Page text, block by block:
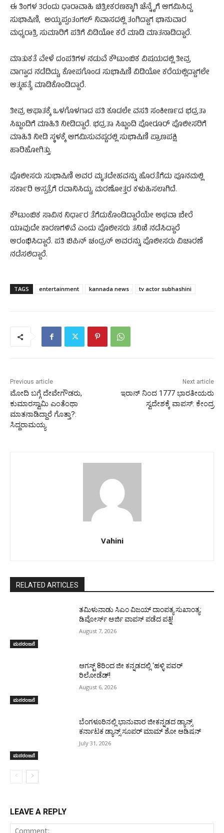
ಈ ತಿಂಗಳ 3ರಂದು ಧಾರಾವಾಹಿ ಚಿತ್ರೀಕರಣಕ್ಕಾಗಿ ಚೆನ್ನೈಗೆ ಆಗಮಿಸಿದ್ದ
ಸುಭಾಷಿಣಿ, ಅಯ್ಯಪ್ಪಂತಂಗಲ್ ನಿವಾಸದಲ್ಲಿ ತಂಗಿದ್ದಾಗ ಭಾನುವಾರ
ಮಧ್ಯರಾತ್ರಿ ಸುಮಾರಿಗೆ ಪತಿಗೆ ವಿಡಿಯೋ ಕರೆ ಮಾಡಿ ಮಾತನಾಡಿದ್ದಾರೆ.
ಮಾತುಕತೆ ವೇಳೆ ದಂಪತಿಗಳ ನಡುವೆ ಕೌಟುಂಬಿಕ ವಿಷಯದಲ್ಲಿ ತೀವ್ರ
ವಾಗ್ವಾದ ನಡೆದಿದ್ದು, ಕೋಪಗೊಂಡ ಸುಭಾಷಿಣಿ ವಿಡಿಯೋ ಕರೆಯಲ್ಲಿದ್ದಾಗಲೇ
ಆತ್ಮಹತ್ಯೆ ಮಾಡಿಕೊಂಡಿದ್ದಾರೆ.
ತೀವ್ರ ಆಘಾತಕ್ಕೆ ಒಳಗೊಳಗಾದ ಪತಿ ಕೂಡಲೇ ವಸತಿ ಸಂಕೀರ್ಣದ ಭದ್ರತಾ
ಸಿಬ್ಬಂದಿಗೆ ಮಾಹಿತಿ ನೀಡಿದ್ದಾರೆ. ಭದ್ರತಾ ಸಿಬ್ಬಂದಿ ಪೋರೂರ್ ಪೊಲೀಸರಿಗೆ
ಮಾಹಿತಿ ನೀಡಿ ಸ್ಥಳಕ್ಕೆ ಆಗಮಿಸುವಷ್ಟರಲ್ಲಿ ಸುಭಾಷಿಣಿ ಪ್ರಾಣಪಕ್ಷಿ
ಹಾರಿಹೋಗಿತ್ತು.
ಪೊಲೀಸರು ಸುಭಾಷಿಣಿ ಅವರ ಮೃತದೇಹವನ್ನು ಹೊರತೆಗೆದು ಪೂನಮಲ್ಲಿ
ಸರ್ಕಾರಿ ಆಸ್ಪತ್ರೆಗೆ ರವಾನಿಸಿದ್ದು, ಮರಣೋತ್ತರ ಕಳುಹಿಸಲಾಗಿದೆ.
ಕೌಟುಂಬಿಕ ಸಾವಿನ ನಿರ್ಧಾರ ತೆಗೆದುಕೊಂಡಿದ್ದಾರೆಯೇ ಅಥವಾ ಬೇರೆ
ಯಾವುದೇ ಕಾರಣಗಳಿವೆ ಎಂದು ಪೊಲೀಸರು ತನಿಖೆ ನಡೆಸಿದ್ದಾರೆ
ಆರಂಭಿಸಿದ್ದಾರೆ. ಪತಿ ಬಿಪಿನ್ ಚಂದ್ರನ್ ಅವರನ್ನು ಪೊಲೀಸರು ವಿಚಾರಣೆ
ನಡೆಸಲಿದ್ದಾರೆ.
TAGS entertainment kannada news tv actor subhashini
Previous article
ಮೋದಿ ಬಗ್ಗೆ ದೇವೇಗೌಡರು,
ಕುಮಾರಸ್ವಾಮಿ ಎಂತೆಂಥಾ
ಮಾತನಾಡಿದ್ದಾರೆ ಗೊತ್ತಾ?:
ಸಿದ್ದರಾಮಯ್ಯ
Next article
ಇರಾನ್ ನಿಂದ 1777 ಭಾರತೀಯರು
ಸ್ವದೇಶಕ್ಕೆ ವಾಪಸ್: ಕೇಂದ್ರ
Vahini
RELATED ARTICLES
ಮನರಂಜನೆ
ತಮಿಳುನಾಡು ಸಿಎಂ ವಿಜಯ್‌ ದಾಂಪತ್ಯ ಸುಖಾಂತ್ಯ:
ಡಿವೋರ್ಸ್‌ ಅರ್ಜಿ ವಾಪಸ್‌ ಪಡೆದ ಪತ್ನಿ!
August 7, 2026
ಮನರಂಜನೆ
ಆಗಸ್ಟ್ 8ರಿಂದ ಜೀ ಕನ್ನಡದಲ್ಲಿ ‘ಹಳ್ಳಿ ಪವರ್
ರಿಲೋಡೆಡ್!
August 6, 2026
ಮನರಂಜನೆ
ಬೆಂಗಳೂರಿನಲ್ಲಿ ಭಾನುವಾರ ಜೀಕನ್ನಡದ ಡ್ಯಾನ್ಸ್
ಕರ್ನಾಟಕ ಡ್ಯಾನ್ಸ್ ಸೂಪರ್ ಮಾಮ್ ಶೋ ಆಡಿಷನ್
July 31, 2026
LEAVE A REPLY